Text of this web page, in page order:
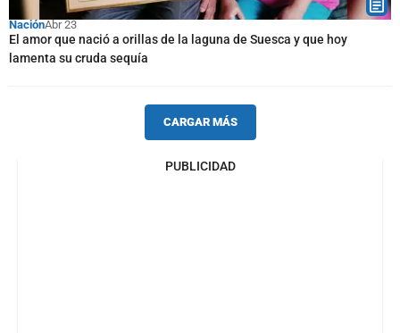
NaciónAbr 23
El amor que nació a orillas de la laguna de Suesca y que hoy
lamenta su cruda sequía
CARGAR MÁS
PUBLICIDAD